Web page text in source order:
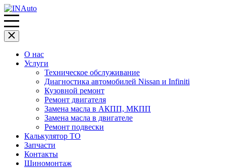
О нас
Услуги
Техническое обслуживание
Диагностика автомобилей Nissan и Infiniti
Кузовной ремонт
Ремонт двигателя
Замена масла в АКПП, МКПП
Замена масла в двигателе
Ремонт подвески
Калькулятор ТО
Запчасти
Контакты
Шиномонтаж